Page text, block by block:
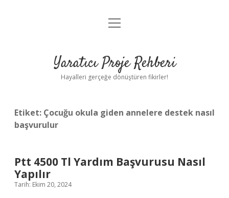
Anasayfa
Yasal Uyarı
menüyü
Yaratıcı Proje Rehberi
Hayalleri gerçeğe dönüştüren fikirler!
Etiket: Çocuğu okula giden annelere destek nasıl
başvurulur
Ptt 4500 Tl Yardım Başvurusu Nasıl
Yapılır
Tarih: Ekim 20, 2024